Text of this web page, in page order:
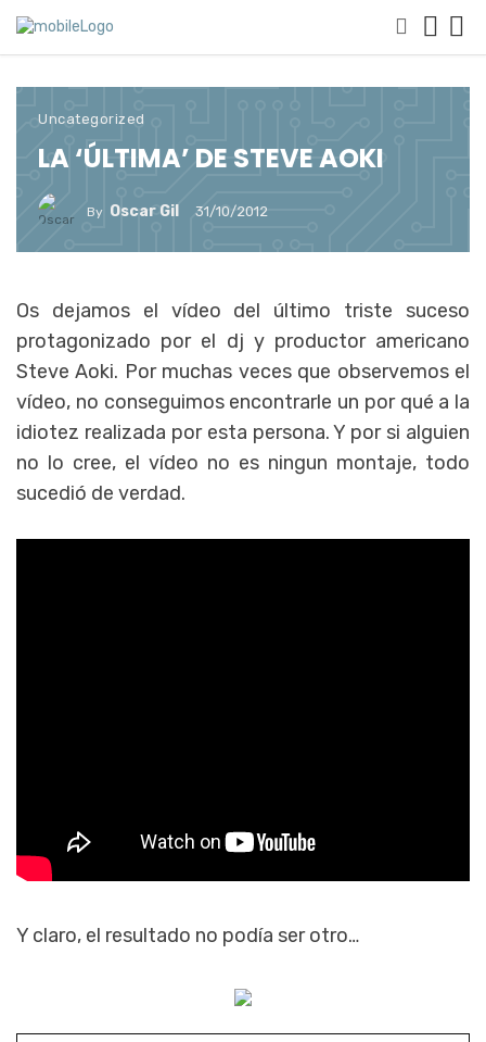
Uncategorized
LA ‘ÚLTIMA’ DE STEVE AOKI
By Oscar Gil 31/10/2012
Os dejamos el vídeo del último triste suceso
protagonizado por el dj y productor americano
Steve Aoki. Por muchas veces que observemos el
vídeo, no conseguimos encontrarle un por qué a la
idiotez realizada por esta persona. Y por si alguien
no lo cree, el vídeo no es ningun montaje, todo
sucedió de verdad.
Y claro, el resultado no podía ser otro…